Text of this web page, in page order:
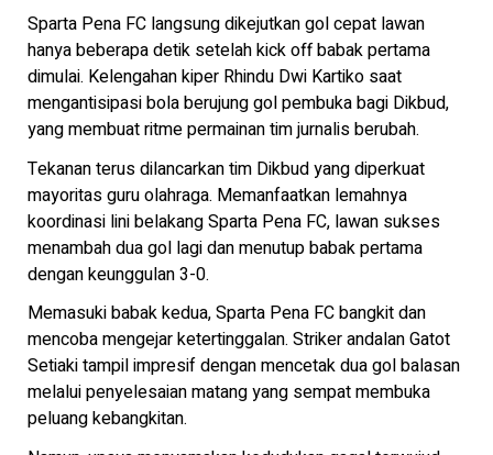
Sparta Pena FC langsung dikejutkan gol cepat lawan
hanya beberapa detik setelah kick off babak pertama
dimulai. Kelengahan kiper Rhindu Dwi Kartiko saat
mengantisipasi bola berujung gol pembuka bagi Dikbud,
yang membuat ritme permainan tim jurnalis berubah.
Tekanan terus dilancarkan tim Dikbud yang diperkuat
mayoritas guru olahraga. Memanfaatkan lemahnya
koordinasi lini belakang Sparta Pena FC, lawan sukses
menambah dua gol lagi dan menutup babak pertama
dengan keunggulan 3-0.
Memasuki babak kedua, Sparta Pena FC bangkit dan
mencoba mengejar ketertinggalan. Striker andalan Gatot
Setiaki tampil impresif dengan mencetak dua gol balasan
melalui penyelesaian matang yang sempat membuka
peluang kebangkitan.